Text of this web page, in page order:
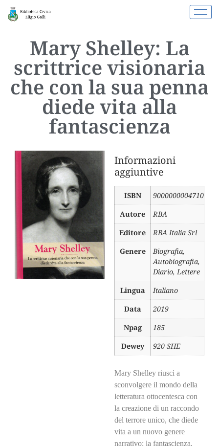
Mary Shelley: La
scrittrice visionaria
che con la sua penna
diede vita alla
fantascienza
Informazioni
aggiuntive
ISBN
9000000004710
Autore
RBA
Editore
RBA Italia Srl
Genere
Biografia,
Autobiografia,
Diario, Lettere
Lingua
Italiano
Data
2019
Npag
185
Dewey
920 SHE
Mary Shelley riuscì a
sconvolgere il mondo della
letteratura ottocentesca con
la creazione di un raccondo
del terrore unico, che diede
vita a un nuovo genere
narrativo: la fantascienza.